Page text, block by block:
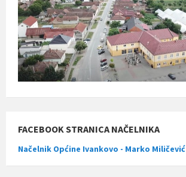
FACEBOOK STRANICA NAČELNIKA
Načelnik Općine Ivankovo - Marko Miličević